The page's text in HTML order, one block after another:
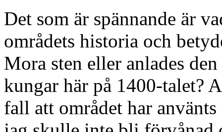
Det som är spännande är
områdets historia och
Mora sten eller anlades
kungar här på 1400-talet?
fall att området har